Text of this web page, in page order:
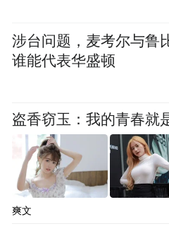
涉台问题，麦考尔与鲁
谁能代表华盛顿
盗香窃玉：我的青春就
爽文